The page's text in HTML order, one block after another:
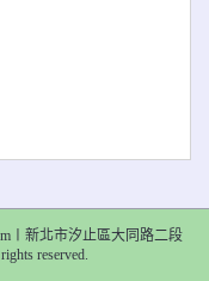
〡新北市汐止區大同路二段
reserved.